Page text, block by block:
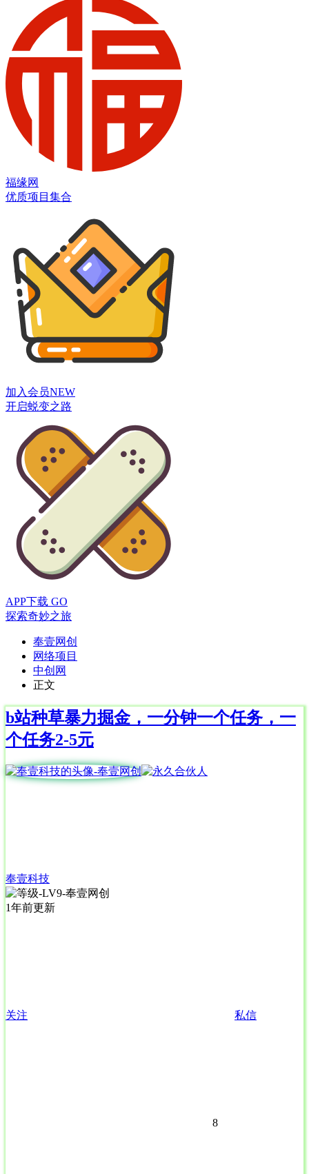
福缘网
优质项目集合
加入会员NEW
开启蜕变之路
APP下载 GO
探索奇妙之旅
奉壹网创
网络项目
中创网
正文
b站种草暴力掘金，一分钟一个任务，一
个任务2-5元
奉壹科技
1年前更新
关注 私信
8